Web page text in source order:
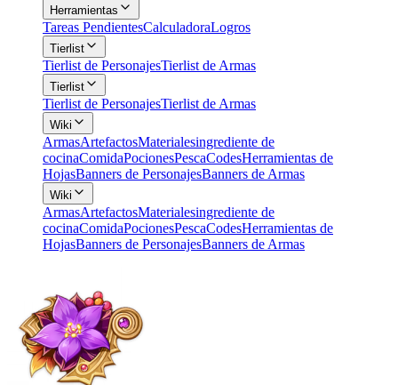
Herramientas
Tareas PendientesCalculadoraLogros
Tierlist
Tierlist de PersonajesTierlist de Armas
Tierlist
Tierlist de PersonajesTierlist de Armas
Wiki
ArmasArtefactosMaterialesingrediente de
cocinaComidaPocionesPescaCodesHerramientas de
HojasBanners de PersonajesBanners de Armas
Wiki
ArmasArtefactosMaterialesingrediente de
cocinaComidaPocionesPescaCodesHerramientas de
HojasBanners de PersonajesBanners de Armas